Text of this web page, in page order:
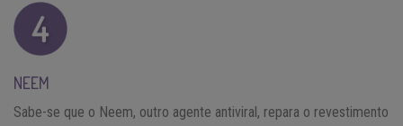
NEEM
Sabe-se que o Neem, outro agente antiviral, repara o revestimento